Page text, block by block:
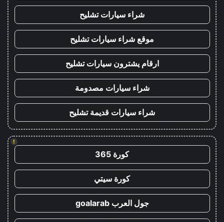
شراء سيارات تشليح
موقع شراء سيارات تشليح
ارقام يشترون سيارات تشليح
شراء سيارات مصدومة
شراء سيارات قديمة تشليح
!
كورة 365
كورة سيتي
جول العرب goalarab